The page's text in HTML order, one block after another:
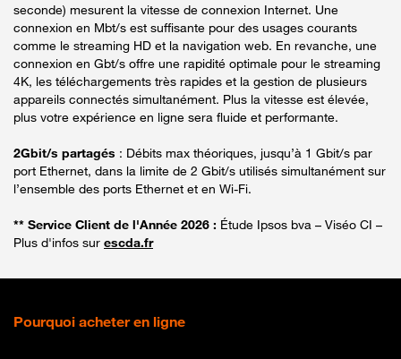
seconde) mesurent la vitesse de connexion Internet. Une
connexion en Mbt/s est suffisante pour des usages courants
comme le streaming HD et la navigation web. En revanche, une
connexion en Gbt/s offre une rapidité optimale pour le streaming
4K, les téléchargements très rapides et la gestion de plusieurs
appareils connectés simultanément. Plus la vitesse est élevée,
plus votre expérience en ligne sera fluide et performante.
2Gbit/s partagés : Débits max théoriques, jusqu’à 1 Gbit/s par
port Ethernet, dans la limite de 2 Gbit/s utilisés simultanément sur
l’ensemble des ports Ethernet et en Wi-Fi.
** Service Client de l'Année 2026 : Étude Ipsos bva – Viséo CI –
Plus d'infos sur escda.fr
Pourquoi acheter en ligne